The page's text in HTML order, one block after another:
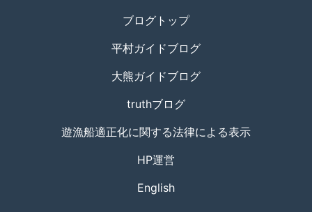
ブログトップ
平村ガイドブログ
大熊ガイドブログ
truthブログ
遊漁船適正化に関する法律による表示
HP運営
English